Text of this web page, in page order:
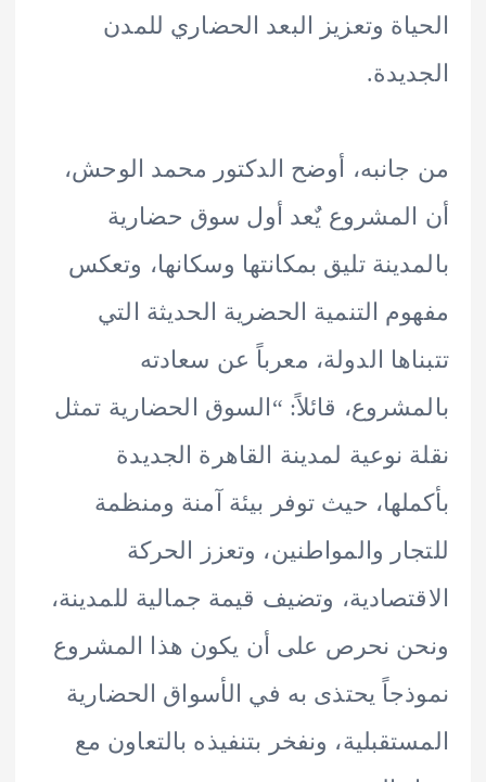
وتعزيز البعد الحضاري للمدن
أوضح الدكتور محمد الوحش،
يٌعد أول سوق حضارية
تليق بمكانتها وسكانها، وتعكس
التنمية الحضرية الحديثة التي
الدولة، معرباً عن سعادته
قائلاً: “السوق الحضارية تمثل
نوعية لمدينة القاهرة الجديدة
حيث توفر بيئة آمنة ومنظمة
والمواطنين، وتعزز الحركة
وتضيف قيمة جمالية للمدينة،
نحرص على أن يكون هذا المشروع
يحتذى به في الأسواق الحضارية
ونفخر بتنفيذه بالتعاون مع